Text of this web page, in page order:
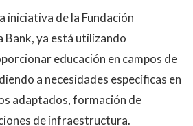
iniciativa de la Fundación
Bank, ya está utilizando
educación en campos de
a necesidades específicas en
adaptados, formación de
de infraestructura.